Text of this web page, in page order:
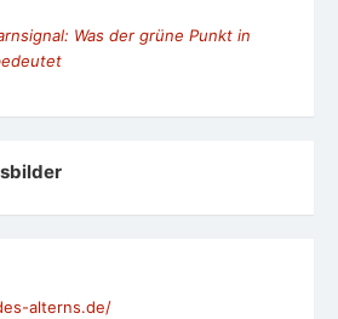
Was der grüne Punkt in
alterns.de/